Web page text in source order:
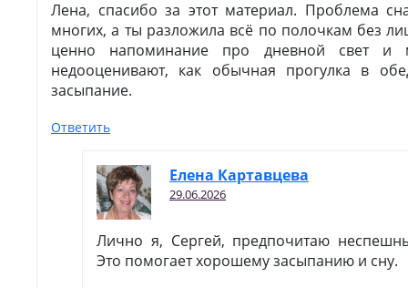
Лена, спасибо за этот материал. Проблема
многих, а ты разложила всё по полочкам без
ценно напоминание про дневной свет и
недооценивают, как обычная прогулка в
засыпание.
Ответить
Елена Картавцева
29.06.2026
Лично я, Сергей, предпочитаю
Это помогает хорошему засыпанию и сну.